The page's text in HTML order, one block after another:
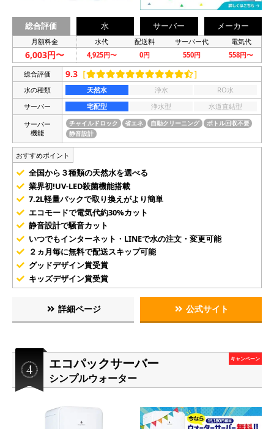
総合評価 水 サーバー メーカー
月額料金 水代 配送料 サーバー代 電気代
6,003円〜 4,925円〜 0円 550円 558円〜
総合評価 9.3 ［ ］
水の種類 天然水 浄水
RO水
サーバー
宅配型 浄水型
水道直結型
サーバー
機能
チャイルドロック 省エネ 自動クリーニング
ボトル回収不要
静音設計
おすすめポイント
全国から３種類の天然水を選べる
業界初!UV-LED殺菌機能搭載
7.2L軽量パックで取り換えがより簡単
エコモードで電気代約30%カット
静音設計で騒音カット
いつでもインターネット・LINEで水の注文・変更可能
２ヵ月毎に無料で配送スキップ可能
グッドデザイン賞受賞
キッズデザイン賞受賞
詳細ページ 公式サイト
エコパックサーバー
シンプルウォーター
キャンペーン